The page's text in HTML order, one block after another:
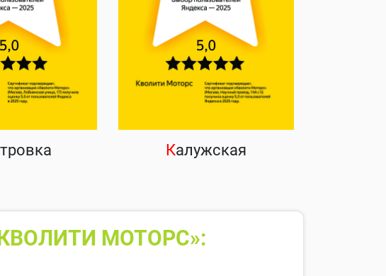
Калужская
МОТОРС»: